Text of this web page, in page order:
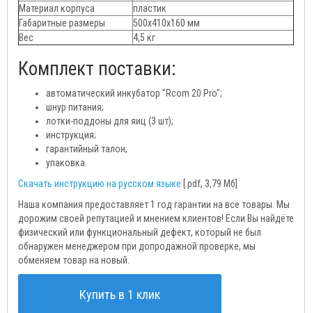
Материал корпуса
пластик
Габаритные размеры
500х410х160 мм
Вес
4,5 кг
Комплект поставки:
автоматический инкубатор "Rcom 20 Pro";
шнур питания;
лотки-поддоны для яиц (3 шт);
инструкция;
гарантийный талон;
упаковка.
Скачать инструкцию на русском языке [.pdf, 3,79 Мб]
Наша компания предоставляет 1 год гарантии на все товары. Мы
дорожим своей репутацией и мнением клиентов! Если Вы найдёте
физический или функциональный дефект, который не был
обнаружен менеджером при допродажной проверке, мы
обменяем товар на новый.
Купить в 1 клик